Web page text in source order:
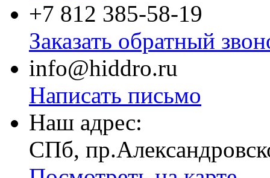
+7 812 385-58-19
Заказать обратный
info@hiddro.ru
Написать письмо
Наш адрес:
СПб,